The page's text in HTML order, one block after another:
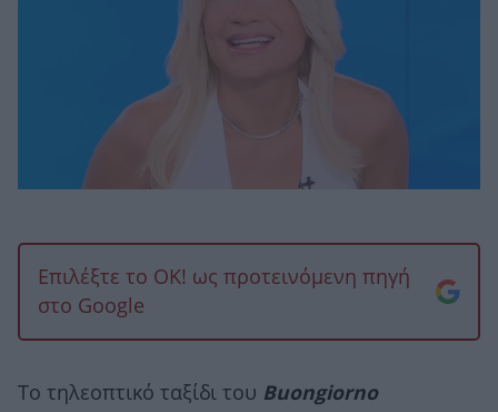
Επιλέξτε το OK! ως προτεινόμενη πηγή
στο Google
Το τηλεοπτικό ταξίδι του Buongiorno